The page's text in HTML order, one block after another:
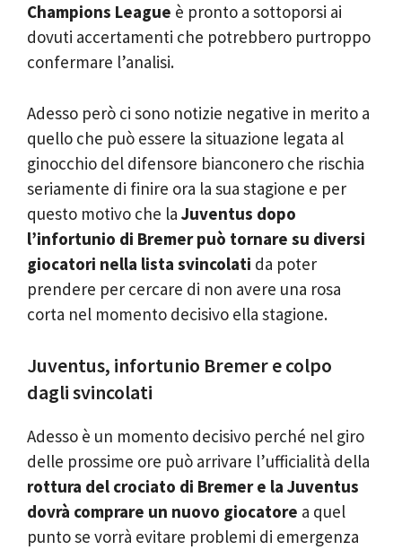
Champions League è pronto a sottoporsi ai
dovuti accertamenti che potrebbero purtroppo
confermare l’analisi.
Adesso però ci sono notizie negative in merito a
quello che può essere la situazione legata al
ginocchio del difensore bianconero che rischia
seriamente di finire ora la sua stagione e per
questo motivo che la Juventus dopo
l’infortunio di Bremer può tornare su diversi
giocatori nella lista svincolati da poter
prendere per cercare di non avere una rosa
corta nel momento decisivo ella stagione.
Juventus, infortunio Bremer e colpo
dagli svincolati
Adesso è un momento decisivo perché nel giro
delle prossime ore può arrivare l’ufficialità della
rottura del crociato di Bremer e la Juventus
dovrà comprare un nuovo giocatore a quel
punto se vorrà evitare problemi di emergenza